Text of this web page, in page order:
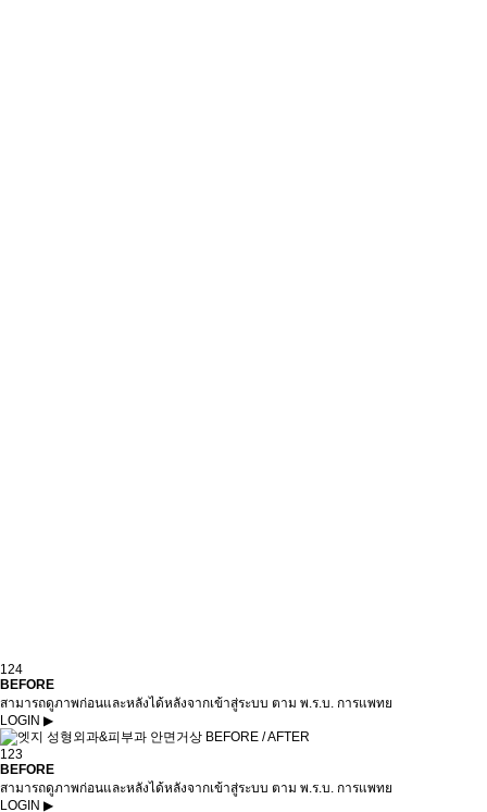
124
BEFORE
สามารถดูภาพก่อนและหลังได้หลังจากเข้าสู่ระบบ ตาม พ.ร.บ. การแพทย
LOGIN ▶
123
BEFORE
สามารถดูภาพก่อนและหลังได้หลังจากเข้าสู่ระบบ ตาม พ.ร.บ. การแพทย
LOGIN ▶